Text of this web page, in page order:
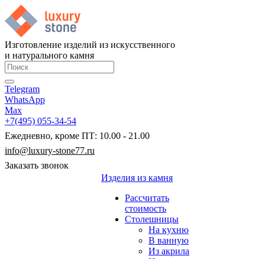
Изготовление изделий из искусственного
и натурального камня
Telegram
WhatsApp
Max
+7(495) 055-34-54
Ежедневно, кроме ПТ: 10.00 - 21.00
info@luxury-stone77.ru
Заказать звонок
Изделия из камня
Рассчитать
стоимость
Столешницы
На кухню
В ванную
Из акрила